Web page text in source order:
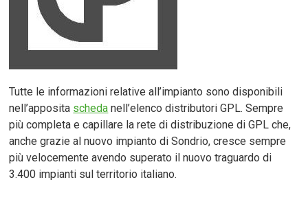
Tutte le informazioni relative all’impianto sono disponibili
nell’apposita scheda nell’elenco distributori GPL. Sempre
più completa e capillare la rete di distribuzione di GPL che,
anche grazie al nuovo impianto di Sondrio, cresce sempre
più velocemente avendo superato il nuovo traguardo di
3.400 impianti sul territorio italiano.